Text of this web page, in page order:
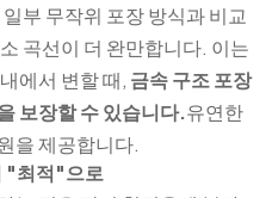
부 무작위 포장 방식과 비교
곡선이 더 완만합니다. 이는
에서 변할 때, 금속 구조 포장
보장할 수 있습니다.유연한
을 제공합니다.
"최적"으로